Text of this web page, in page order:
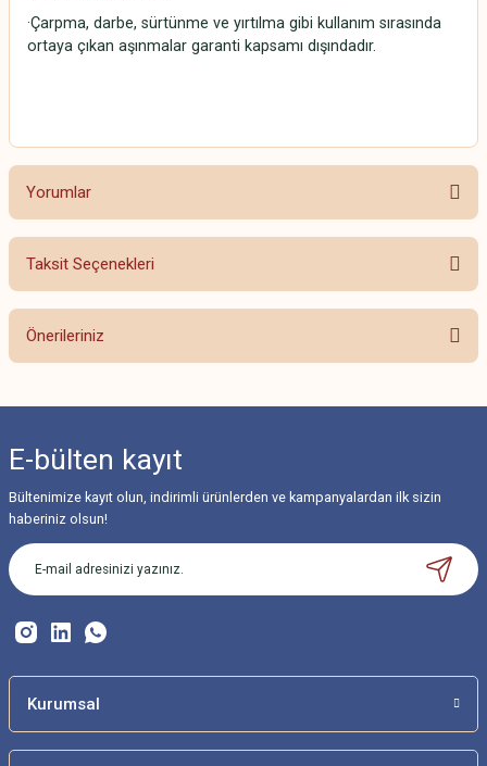
·Çarpma, darbe, sürtünme ve yırtılma gibi kullanım sırasında
ortaya çıkan aşınmalar garanti kapsamı dışındadır.
Yorumlar
Bu ürüne ilk yorumu siz yapın!
Taksit Seçenekleri
Önerileriniz
Görüş ve önerileriniz için teşekkür ederiz.
Ürün resmi kalitesiz, bozuk veya görüntülenemiyor.
Ürün açıklamasında eksik bilgiler bulunuyor.
Ürün bilgilerinde hatalar bulunuyor.
Bu ürüne benzer farklı alternatifler olmalı.
E-bülten kayıt
Bültenimize kayıt olun, indirimli ürünlerden ve kampanyalardan ilk sizin
haberiniz olsun!
Kurumsal